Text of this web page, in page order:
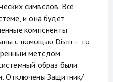
символов. Всё
и она будет
компоненты
с помощью Dism – то
методом.
образ были
Отключены Защитник/